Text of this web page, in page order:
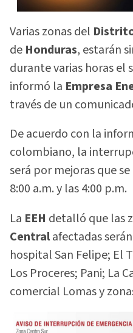
Varias zonas del
de Honduras, estarán
durante varias horas el
informó la Empresa
través de un
De acuerdo con la
colombiano, la
será por mejoras que
8:00 a.m. y las 4:00 p.m.
La EEH detalló que las
Centralafectadas
hospital San Felipe; El
Los Proceres; Pani; La
comercial Lomas y